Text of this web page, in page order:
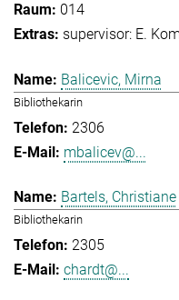
014
supervisor: E.
Balicevic, Mirna
Bibliothekarin
2306
mbalicev@...
Bartels, Christiane
Bibliothekarin
2305
chardt@...